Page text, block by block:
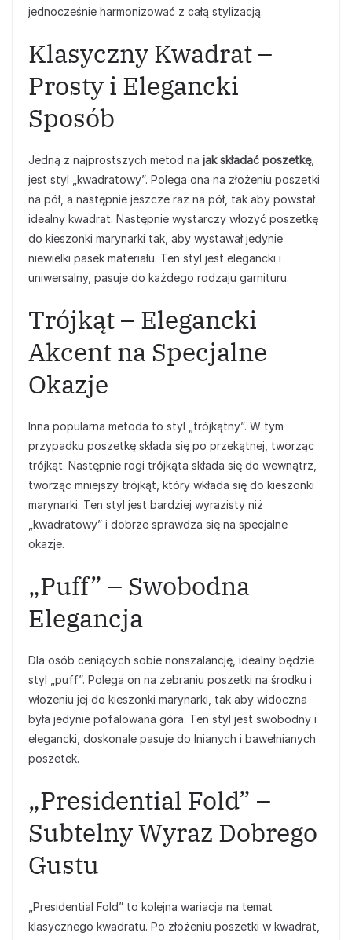
jednocześnie harmonizować z całą stylizacją.
Klasyczny Kwadrat –
Prosty i Elegancki
Sposób
Jedną z najprostszych metod na jak składać poszetkę,
jest styl „kwadratowy”. Polega ona na złożeniu poszetki
na pół, a następnie jeszcze raz na pół, tak aby powstał
idealny kwadrat. Następnie wystarczy włożyć poszetkę
do kieszonki marynarki tak, aby wystawał jedynie
niewielki pasek materiału. Ten styl jest elegancki i
uniwersalny, pasuje do każdego rodzaju garnituru.
Trójkąt – Elegancki
Akcent na Specjalne
Okazje
Inna popularna metoda to styl „trójkątny”. W tym
przypadku poszetkę składa się po przekątnej, tworząc
trójkąt. Następnie rogi trójkąta składa się do wewnątrz,
tworząc mniejszy trójkąt, który wkłada się do kieszonki
marynarki. Ten styl jest bardziej wyrazisty niż
„kwadratowy” i dobrze sprawdza się na specjalne
okazje.
„Puff” – Swobodna
Elegancja
Dla osób ceniących sobie nonszalancję, idealny będzie
styl „puff”. Polega on na zebraniu poszetki na środku i
włożeniu jej do kieszonki marynarki, tak aby widoczna
była jedynie pofalowana góra. Ten styl jest swobodny i
elegancki, doskonale pasuje do lnianych i bawełnianych
poszetek.
„Presidential Fold” –
Subtelny Wyraz Dobrego
Gustu
„Presidential Fold” to kolejna wariacja na temat
klasycznego kwadratu. Po złożeniu poszetki w kwadrat,